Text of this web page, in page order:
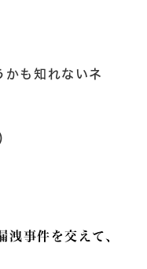
も知れないネ
事件を交えて、